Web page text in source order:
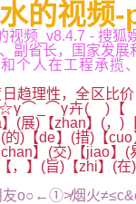
的视频
视频_v8.4.7 -
副省长，国家发
个人在工程承揽
，全区比价，
卉( )【
(展)【zhan】(，
)【de】(措)【
】(交)【jiao】
，】(旨)【zhi】(
o○←①≯烟火